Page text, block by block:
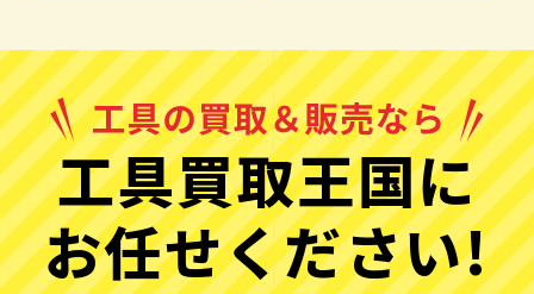
工具買取王国に
お任せください!